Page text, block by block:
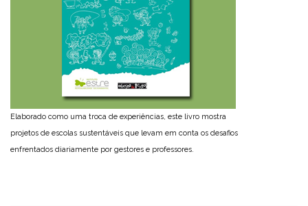
Elaborado como uma troca de experiências, este livro mostra
projetos de escolas sustentáveis que levam em conta os desafios
enfrentados diariamente por gestores e professores.